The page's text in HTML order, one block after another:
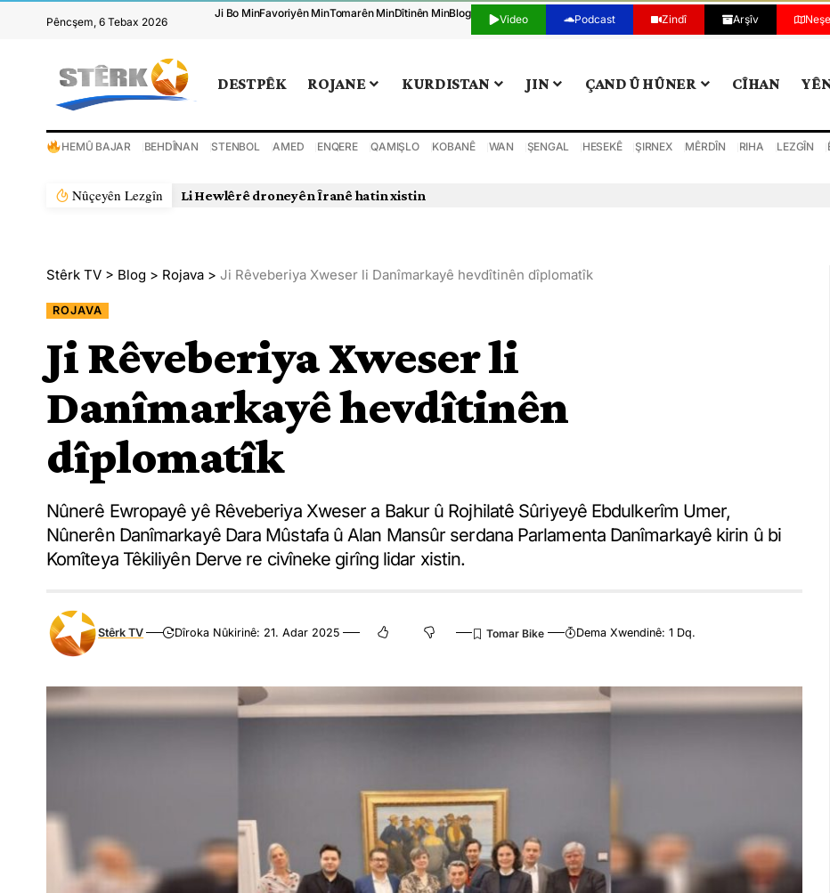
Pêncşem, 6 Tebax 2026
Ji Bo MinFavoriyên MinTomarên MinDîtinên MinBlog Video Podcast Zindî Arşîv
DESTPÊK ROJANE KURDISTAN JIN ÇAND Û HÛNER CÎHAN
HEMÛ BAJAR BEHDÎNAN STENBOL AMED ENQERE QAMIŞLO KOBANÊ WAN ŞENGAL HESEKÊ ŞIRNEX MÊRDÎN RIHA LEZGÎN
Nûçeyên Lezgîn Li Hewlêrê droneyên Îranê hatin xistin
Stêrk TV > Blog > Rojava > Ji Rêveberiya Xweser li Danîmarkayê hevdîtinên dîplomatîk
ROJAVA
Ji Rêveberiya Xweser li
Danîmarkayê hevdîtinên
dîplomatîk
Nûnerê Ewropayê yê Rêveberiya Xweser a Bakur û Rojhilatê Sûriyeyê Ebdulkerîm Umer,
Nûnerên Danîmarkayê Dara Mûstafa û Alan Mansûr serdana Parlamenta Danîmarkayê kirin û bi
Komîteya Têkiliyên Derve re civîneke girîng lidar xistin.
Stêrk TV Dîroka Nûkirinê: 21. Adar 2025 Dema Xwendinê: 1 Dq.